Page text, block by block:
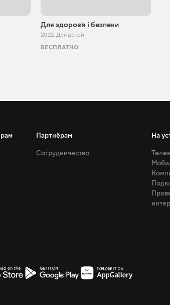
Для здоровʼя і безпеки
2022, Для детей
БЕСПЛАТНО
Партнёрам
Сотрудничество
На